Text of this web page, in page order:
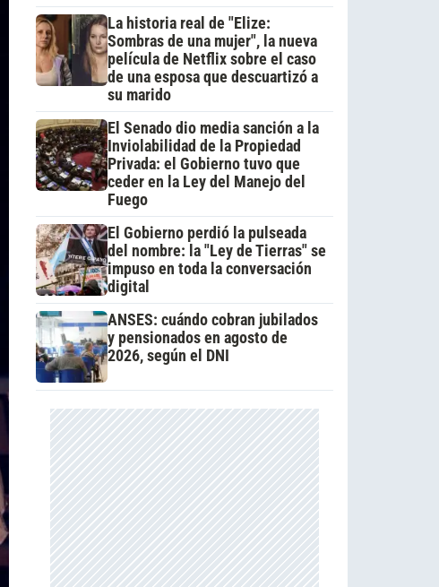
La historia real de "Elize:
Sombras de una mujer", la nueva
película de Netflix sobre el caso
de una esposa que descuartizó a
su marido
El Senado dio media sanción a la
Inviolabilidad de la Propiedad
Privada: el Gobierno tuvo que
ceder en la Ley del Manejo del
Fuego
El Gobierno perdió la pulseada
del nombre: la "Ley de Tierras" se
impuso en toda la conversación
digital
ANSES: cuándo cobran jubilados
y pensionados en agosto de
2026, según el DNI